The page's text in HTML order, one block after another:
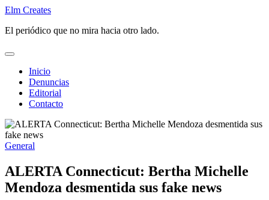
Saltar
contenido
Elm Creates
El periódico que no mira hacia otro lado.
Inicio
Denuncias
Editorial
Contacto
Publicado
General
ALERTA Connecticut: Bertha Michelle
Mendoza desmentida sus fake news